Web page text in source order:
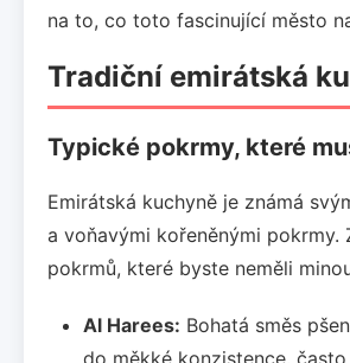
na to, co toto fascinující město
Tradiční emirátská
Typické pokrmy, které
Emirátská kuchyně je známá
a voňavými kořeněnými pokrmy.
pokrmů, které byste neměli
Al Harees: Bohatá směs
do měkké konzistence,